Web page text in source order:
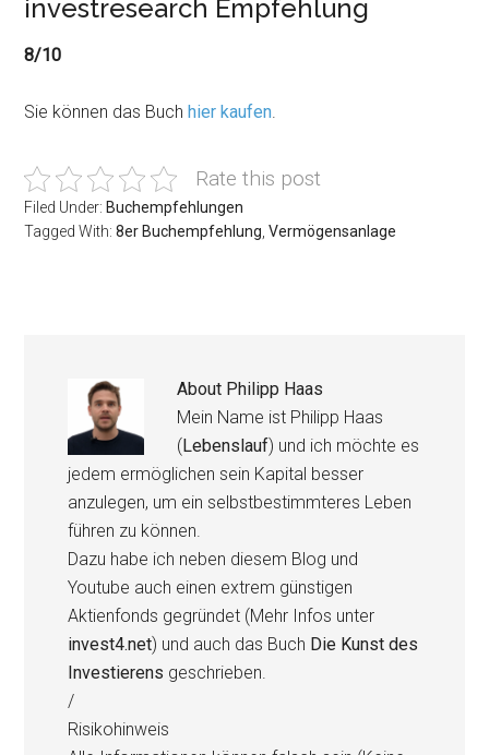
investresearch Empfehlung
8/10
Sie können das Buchhier kaufen.
Rate this post
Filed Under: Buchempfehlungen
Tagged With:8er Buchempfehlung ,Vermögensanlage
About Philipp Haas
Mein Name ist Philipp Haas
(Lebenslauf) und ich möchte es
jedem ermöglichen sein Kapital besser
anzulegen, um ein selbstbestimmteres Leben
führen zu können.
Dazu habe ich neben diesem Blog und
Youtube auch einen extrem günstigen
Aktienfonds gegründet (Mehr Infos unter
invest4.net) und auch das Buch Die Kunst des
Investierens geschrieben.
/
Risikohinweis